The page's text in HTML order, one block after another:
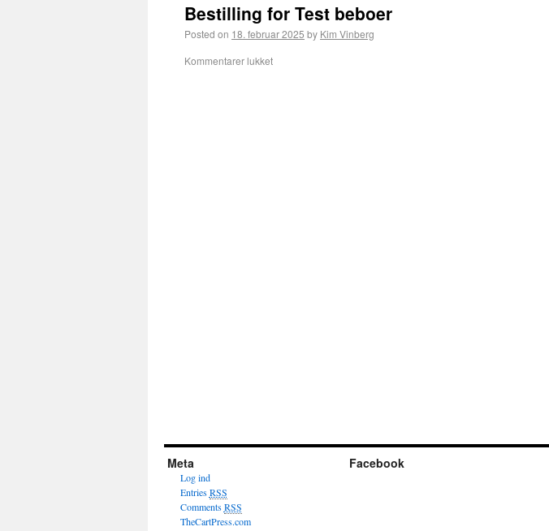
Bestilling for Test beboer
Posted on 18. februar 2025 by Kim Vinberg
Kommentarer lukket
Meta
Log ind
EntriesRSS
CommentsRSS
TheCartPress.com
Facebook